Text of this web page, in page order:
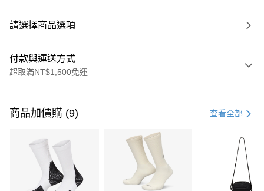
請選擇商品選項
付款與運送方式
超取滿NT$1,500免運
信用卡一次付款
3 期 0 利率 每期 21家銀行
合作金庫商業銀行
第一商業銀行
華南商業銀行
彰化商業銀行
商品加價購 (9) 查看全部